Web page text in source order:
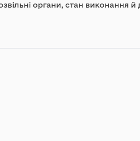
органи, стан